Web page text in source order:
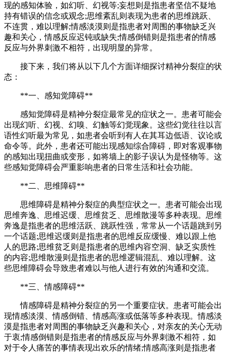
现的感知体验，如幻听、幻视等;妄想则是指患者坚信不疑地
持有错误的信念或观念;思维紊乱则表现为患者的思维跳跃、
不连贯，难以理解;情感淡漠则是指患者对周围的事物缺乏兴
趣和关心，情感反应迟钝或缺失;情感倒错则是指患者的情感
反应与外界刺激不相符，出现明显的异常。
接下来，我们将从以下几个方面详细探讨精神分裂症的状
态：
**一、感知觉障碍**
感知觉障碍是精神分裂症最常见的症状之一。患者可能会
出现幻听、幻视、幻嗅、幻触等幻觉现象。这些幻觉往往以言
语性幻听最为常见，如患者会听到有人在其耳边低语、议论或
命令等。此外，患者还可能出现感知综合障碍，即对客观事物
的感知出现扭曲或变形，如将墙上的影子误认为是怪物等。这
些感知觉障碍会严重影响患者的日常生活和社会功能。
**二、思维障碍**
思维障碍是精神分裂症的典型症状之一。患者可能会出现
思维奔逸、思维迟缓、思维贫乏、思维散漫等多种表现。思维
奔逸是指患者的思维活跃、跳跃性强，常常从一个话题跳到另
一个话题;思维迟缓则是指患者的思维反应缓慢、难以跟上他
人的思路;思维贫乏则是指患者的思维内容空洞、缺乏实质性
的内容;思维散漫则是指患者的思维逻辑混乱、难以理解。这
些思维障碍会导致患者难以与他人进行有效的沟通和交流。
**三、情感障碍**
情感障碍是精神分裂症的另一个重要症状。患者可能会出
现情感淡漠、情感倒错、情感高涨或低落等多种表现。情感淡
漠是指患者对周围的事物缺乏兴趣和关心，对亲友的关心无动
于衷;情感倒错则是指患者的情感反应与外界刺激不相符，如
对于令人痛苦的事情表现出欢乐的情绪;情感高涨则是指患者